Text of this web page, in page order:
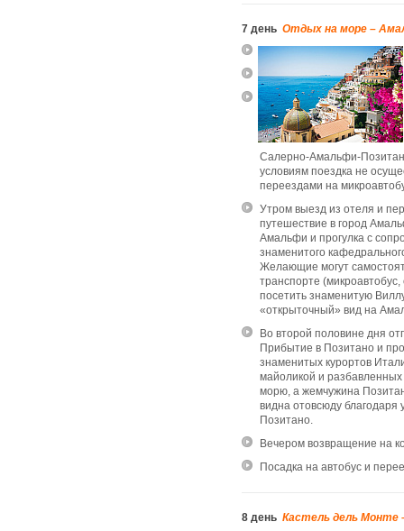
7 день Отдых на море –
Салерно-Амальфи-
условиям поездка не
переездами на
Утром выезд из отеля и
путешествие в город
Амальфи и прогулка с
знаменитого
Желающие могут
транспорте (микроавтобус,
посетить знаменитую
«открыточный» вид на
Во второй половине дня
Прибытие в Позитано и
знаменитых курортов
майоликой и
морю, а жемчужина
видна отовсюду
Позитано.
Вечером возвращение на
Посадка на автобус и
8 день Кастель дель Монте